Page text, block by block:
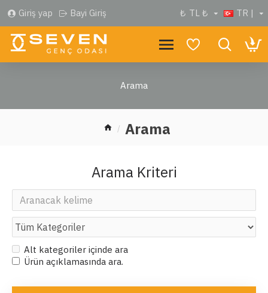
Giriş yap Bayi Giriş ₺ TL ₺ TR |
Arama
Arama
Arama Kriteri
Alt kategoriler içinde ara
Ürün açıklamasında ara.